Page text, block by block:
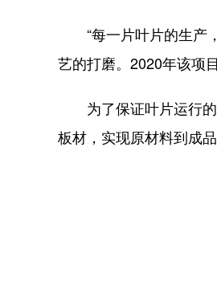
“每一片叶片的生产，
艺的打磨。2020年该项
为了保证叶片运行的
板材，实现原材料到成